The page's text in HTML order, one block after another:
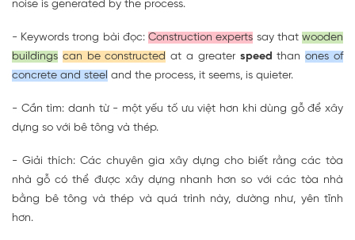
noise is generated by the process.
- Keywords trong bài đọc:Construction experts say thatwooden
buildings can be constructed at a greater speed thanones of
concrete and steel and the process, it seems, is quieter.
- Cần tìm: danh từ - một yếu tố ưu việt hơn khi dùng gỗ để xây
dựng so với bê tông và thép.
- Giải thích: Các chuyên gia xây dựng cho biết rằng các tòa
nhà gỗ có thể được xây dựng nhanh hơn so với các tòa nhà
bằng bê tông và thép và quá trình này, dường như, yên tĩnh
hơn.